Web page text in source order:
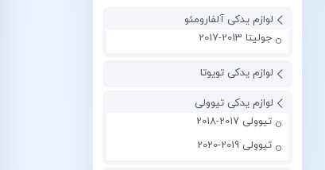
لوازم یدکی آلفارومئو
جولیتا 2013-2017
لوازم یدکی تویوتا
لوازم یدکی تیوولی
تیوولی 2017-2018
تیوولی 2019-2020